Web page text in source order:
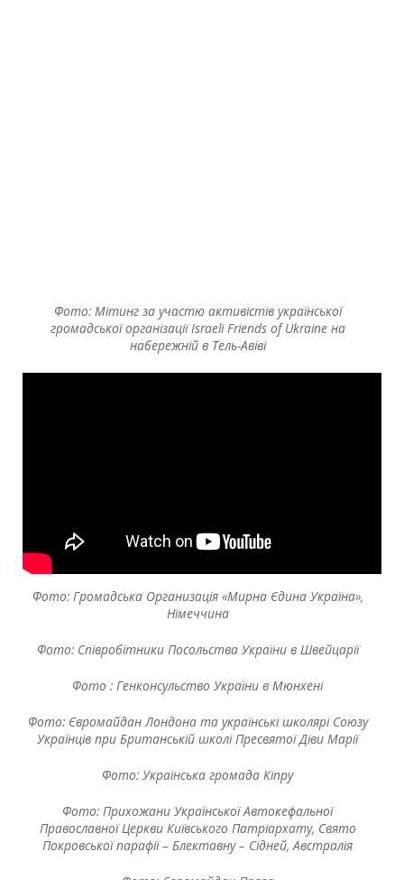
Фото: Мітинг за участю активістів української
громадської організації Israeli Friends of Ukraine на
набережній в Тель-Авіві
Фото: Громадська Организацiя «Мирна Єдина Україна»,
Німеччина
Фото: Співробітники Посольства України в Швейцарії
Фото : Генконсульство України в Мюнхені
Фото: Євромайдан Лондона та українські школярі Союзу
Українців при Британській школі Пресвятої Діви Марії
Фото: Українська громада Кіпру
Фото: Прихожани Української Автокефальної
Православної Церкви Київського Патріархату, Cвято
Покровської парафії – Блектавну – Сідней, Австралія